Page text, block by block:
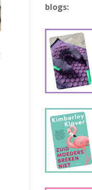
blogs: